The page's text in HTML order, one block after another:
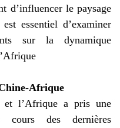
d’influencer le paysage
essentiel d’examiner
sur la dynamique
Afrique
et l’Afrique a pris une
cours des dernières